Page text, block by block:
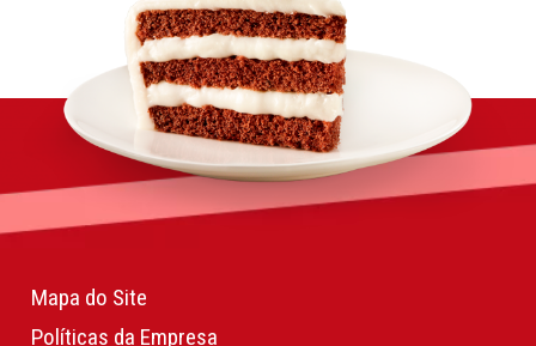
Mapa do Site
Políticas da Empresa